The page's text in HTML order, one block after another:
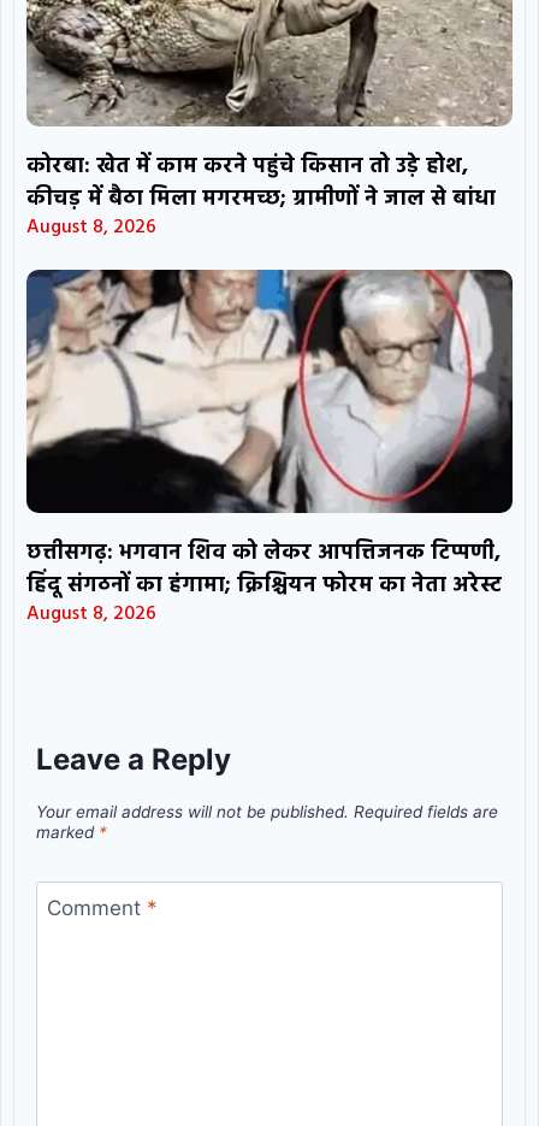
कोरबा: खेत में काम करने पहुंचे किसान तो उड़े होश,
कीचड़ में बैठा मिला मगरमच्छ; ग्रामीणों ने जाल से बांधा
August 8, 2026
छत्तीसगढ़: भगवान शिव को लेकर आपत्तिजनक टिप्पणी,
हिंदू संगठनों का हंगामा; क्रिश्चियन फोरम का नेता अरेस्ट
August 8, 2026
Leave a Reply
Your email address will not be published. Required fields are
marked *
Comment *